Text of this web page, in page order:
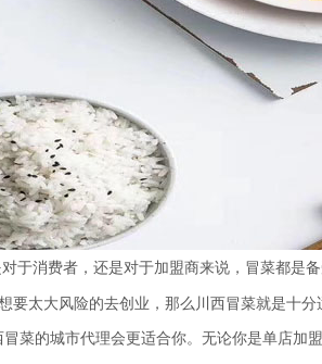
于消费者，还是对于加盟商来说，冒菜都是
要太大风险的去创业，那么川西冒菜就是十
菜的城市代理会更适合你。无论你是单店加